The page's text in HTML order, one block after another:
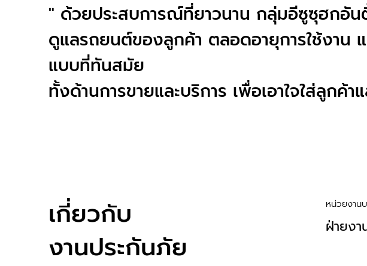
" ด้วยประสบการณ์ที่ยาวนาน กลุ่มอีซูซุฮกอั
ดูแลรถยนต์ของลูกค้า ตลอดอายุการใช้งาน
แบบที่ทันสมัย
ทั้งด้านการขายและบริการ เพื่อเอาใจใส่ลูกค้
เกี่ยวกับ
งานประกันภัย
หน่วยงาน
ฝ่ายง